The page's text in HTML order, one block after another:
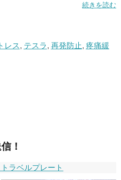
続きを読む
レス, テスラ, 再発防止, 疼痛緩
！
ラベルプレート